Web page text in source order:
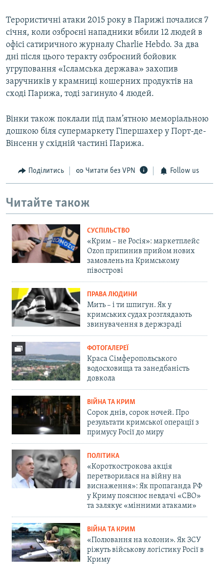
Терористичні атаки 2015 року в Парижі почалися 7
січня, коли озброєні нападники вбили 12 людей в
офісі сатиричного журналу Charlie Hebdo. За два
дні після цього теракту озброєний бойовик
угруповання «Ісламська держава» захопив
заручників у крамниці кошерних продуктів на
сході Парижа, тоді загинуло 4 людей.
Вінки також поклали під пам’ятною меморіальною
дошкою біля супермаркету Гіпершахер у Порт-де-
Вінсенн у східній частині Парижа.
Поділитись Читати без VPN Follow us
Читайте також
СУСПІЛЬСТВО
«Крим – не Росія»: маркетплейс
Ozon припинив прийом нових
замовлень на Кримському
півострові
ПРАВА ЛЮДИНИ
Мить – і ти шпигун. Як у
кримських судах розглядають
звинувачення в держзраді
ФОТОГАЛЕРЕЇ
Краса Сімферопольського
водосховища та занедбаність
довкола
ВІЙНА ТА КРИМ
Сорок днів, сорок ночей. Про
результати кримської операції з
примусу Росії до миру
ПОЛІТИКА
«Короткострокова акція
перетворилася на війну на
виснаження»: Як пропаганда РФ
у Криму пояснює невдачі «СВО»
та залякує «мінними атаками»
ВІЙНА ТА КРИМ
«Полювання на колони». Як ЗСУ
ріжуть військову логістику Росії в
Криму